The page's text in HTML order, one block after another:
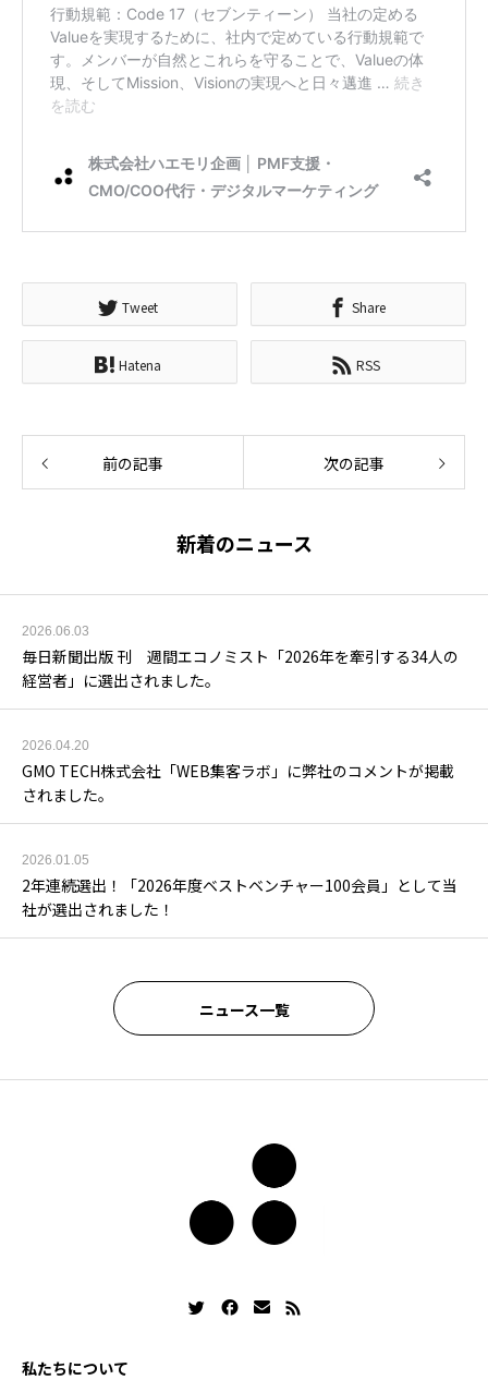
Tweet Share
Hatena RSS
前の記事 次の記事
新着のニュース
2026.06.03
毎日新聞出版 刊 週間エコノミスト「2026年を牽引する34人の
経営者」に選出されました。
2026.04.20
GMO TECH株式会社「WEB集客ラボ」に弊社のコメントが掲載
されました。
2026.01.05
2年連続選出！「2026年度ベストベンチャー100会員」として当
社が選出されました！
ニュース一覧
私たちについて